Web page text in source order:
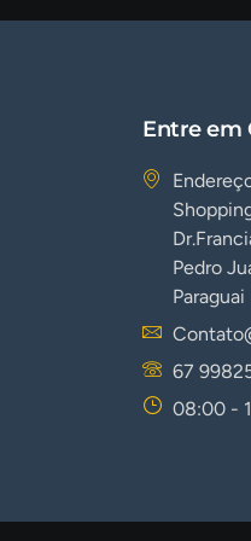
Entre em
Pedro
Paraguai
67
08:00 -